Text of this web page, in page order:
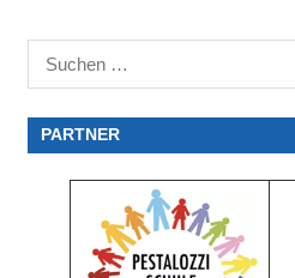
Suchen
nach:
PARTNER